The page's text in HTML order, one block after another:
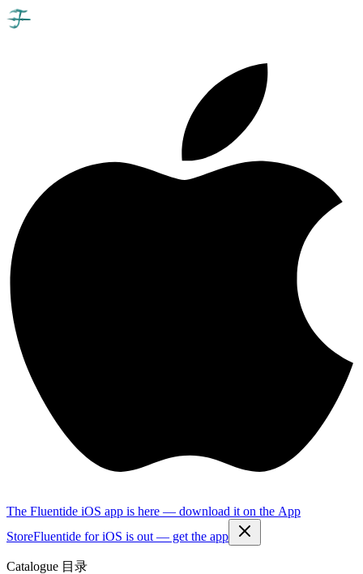
The Fluentide iOS app is here — download it on the App
StoreFluentide for iOS is out — get the app
Catalogue 目录